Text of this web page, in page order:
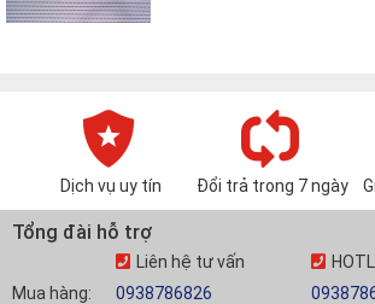
Dịch vụ uy tín Đổi trả trong 7 ngày
Tổng đài hỗ trợ
Mua hàng:
Liên hệ tư vấn
0938786826